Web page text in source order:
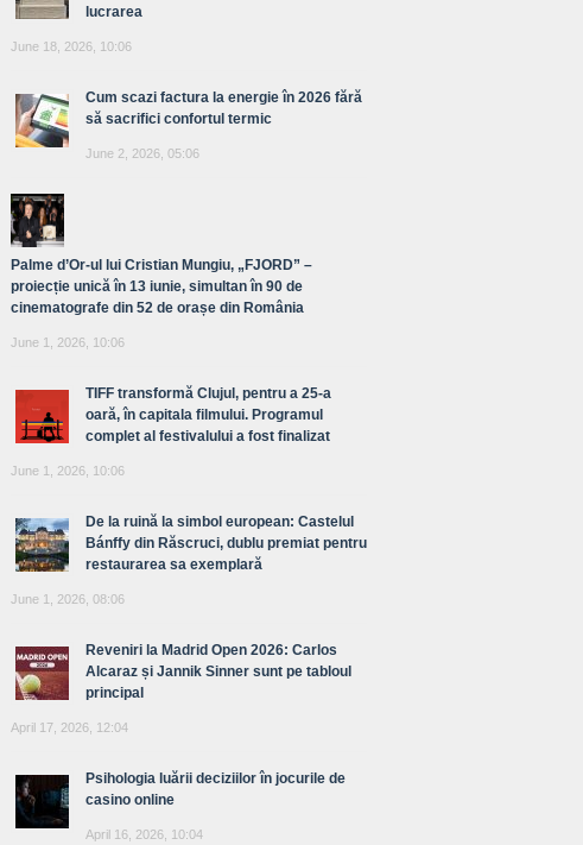
lucrarea
June 18, 2026, 10:06
Cum scazi factura la energie în 2026 fără
să sacrifici confortul termic
June 2, 2026, 05:06
Palme d’Or-ul lui Cristian Mungiu, „FJORD” –
proiecție unică în 13 iunie, simultan în 90 de
cinematografe din 52 de orașe din România
June 1, 2026, 10:06
TIFF transformă Clujul, pentru a 25-a
oară, în capitala filmului. Programul
complet al festivalului a fost finalizat
June 1, 2026, 10:06
De la ruină la simbol european: Castelul
Bánffy din Răscruci, dublu premiat pentru
restaurarea sa exemplară
June 1, 2026, 08:06
Reveniri la Madrid Open 2026: Carlos
Alcaraz și Jannik Sinner sunt pe tabloul
principal
April 17, 2026, 12:04
Psihologia luării deciziilor în jocurile de
casino online
April 16, 2026, 10:04